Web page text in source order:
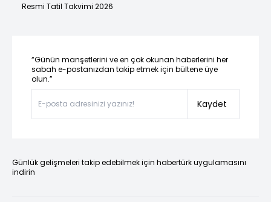
Resmi Tatil Takvimi 2026
“Günün manşetlerini ve en çok okunan haberlerini her
sabah e-postanızdan takip etmek için bültene üye
olun.”
Kaydet
Günlük gelişmeleri takip edebilmek için habertürk uygulamasını
indirin